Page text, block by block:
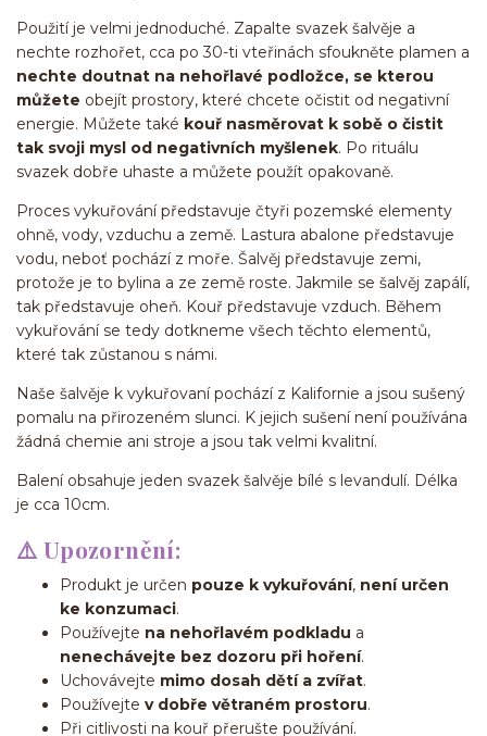
Použití je velmi jednoduché. Zapalte svazek šalvěje a
nechte rozhořet, cca po 30-ti vteřinách sfoukněte plamen a
nechte doutnat na nehořlavé podložce, se kterou
můžete obejít prostory, které chcete očistit od negativní
energie. Můžete také kouř nasměrovat k sobě o čistit
tak svoji mysl od negativních myšlenek. Po rituálu
svazek dobře uhaste a můžete použít opakovaně.
Proces vykuřování představuje čtyři pozemské elementy
ohně, vody, vzduchu a země. Lastura abalone představuje
vodu, neboť pochází z moře. Šalvěj představuje zemi,
protože je to bylina a ze země roste. Jakmile se šalvěj zapálí,
tak představuje oheň. Kouř představuje vzduch. Během
vykuřování se tedy dotkneme všech těchto elementů,
které tak zůstanou s námi.
Naše šalvěje k vykuřovaní pochází z Kalifornie a jsou sušený
pomalu na přirozeném slunci. K jejich sušení není používána
žádná chemie ani stroje a jsou tak velmi kvalitní.
Balení obsahuje jeden svazek šalvěje bílé s levandulí. Délka
je cca 10cm.
⚠️ Upozornění:
Produkt je určen pouze k vykuřování, není určen
ke konzumaci.
Používejte na nehořlavém podkladu a
nenechávejte bez dozoru při hoření.
Uchovávejte mimo dosah dětí a zvířat.
Používejte v dobře větraném prostoru.
Při citlivosti na kouř přerušte používání.